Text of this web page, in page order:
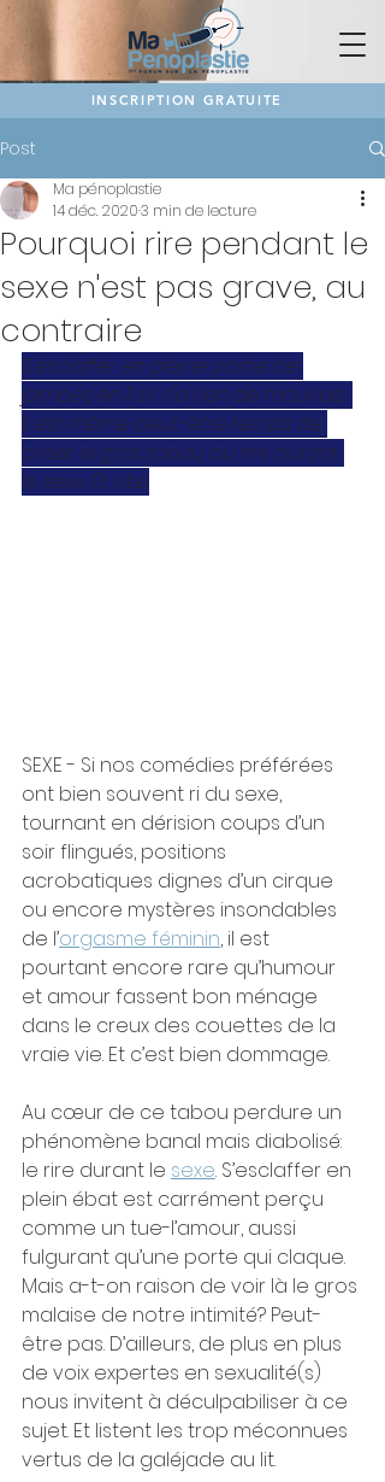
INSCRIPTION GRATUITE
Post
Pourquoi rire pendant le
sexe n'est pas grave, au
contraire
Ma pénoplastie
14 déc. 20203 min de lecture
S'esclaffer en pleine partie de
jambes en l'air n'a rien de mauvais.
Il est même peut-être temps de
briser le gros tabou du rire durant
le sexe. Et vite.
SEXE - Si nos comédies préférées
ont bien souvent ri du sexe,
tournant en dérision coups d’un
soir flingués, positions
acrobatiques dignes d’un cirque
ou encore mystères insondables
de l’orgasme féminin, il est
pourtant encore rare qu’humour
et amour fassent bon ménage
dans le creux des couettes de la
vraie vie. Et c’est bien dommage.
Au cœur de ce tabou perdure un
phénomène banal mais diabolisé:
le rire durant le sexe. S’esclaffer en
plein ébat est carrément perçu
comme un tue-l’amour, aussi
fulgurant qu’une porte qui claque.
Mais a-t-on raison de voir là le gros
malaise de notre intimité? Peut-
être pas. D’ailleurs, de plus en plus
de voix expertes en sexualité(s)
nous invitent à déculpabiliser à ce
sujet. Et listent les trop méconnues
vertus de la galéjade au lit.